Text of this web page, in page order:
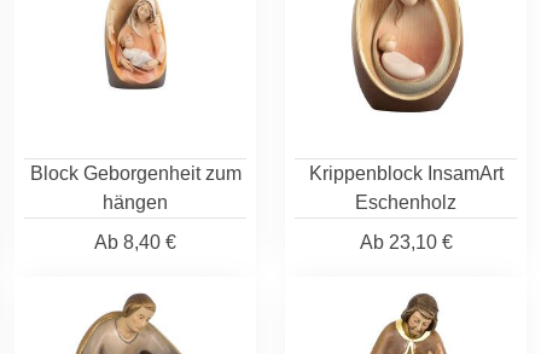
Block Geborgenheit zum
hängen
Ab 8,40 €
Krippenblock InsamArt
Eschenholz
Ab23,10 €